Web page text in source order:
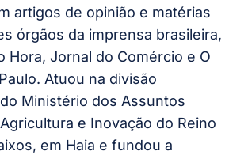
artigos de opinião e matérias
órgãos da imprensa brasileira,
Hora, Jornal do Comércio e O
Atuou na divisão
Ministério dos Assuntos
e Inovação do Reino
em Haia e fundou a